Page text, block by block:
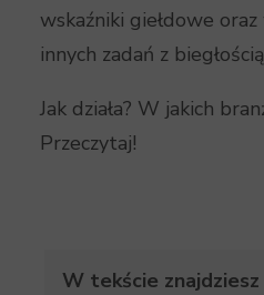
wskaźniki giełdowe
innych zadań z
Jak działa? W jakich
Przeczytaj!
W tekście znajdziesz